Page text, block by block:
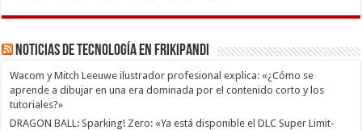
Noticias de Tecnología en Frikipandi
Wacom y Mitch Leeuwe ilustrador profesional explica: «¿Cómo se
aprende a dibujar en una era dominada por el contenido corto y los
tutoriales?»
DRAGON BALL: Sparking! Zero: «Ya está disponible el DLC Super Limit-